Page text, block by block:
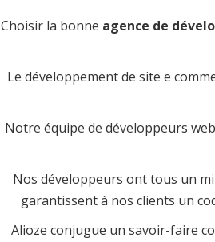
Choisir la bonne agence de
Le développement de site e
Notre équipe de développeurs
Nos développeurs ont tous un
garantissent à nos clients un
Alioze conjugue un savoir-faire